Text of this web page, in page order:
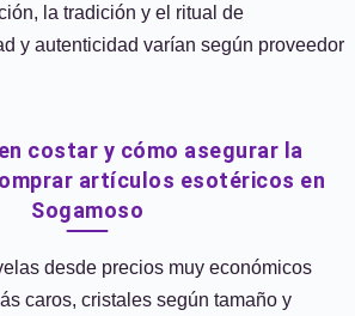
la tradición y el ritual de
y autenticidad varían según proveedor
costar y cómo asegurar la
artículos esotéricos en
Sogamoso
desde precios muy económicos
caros, cristales según tamaño y